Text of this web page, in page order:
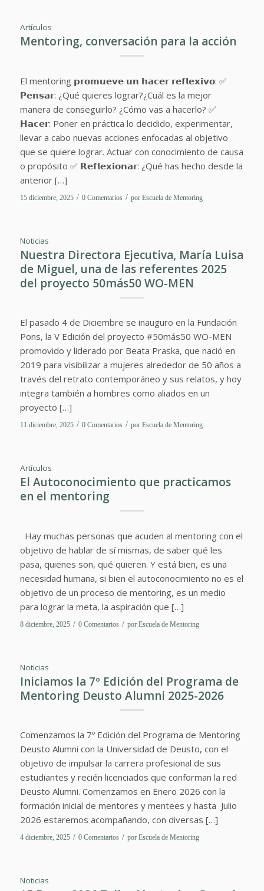
Artículos
Mentoring, conversación para la acción
El mentoring 𝗽𝗿𝗼𝗺𝘂𝗲𝘃𝗲 𝘂𝗻 𝗵𝗮𝗰𝗲𝗿 𝗿𝗲𝗳𝗹𝗲𝘅𝗶𝘃𝗼: ✅
𝗣𝗲𝗻𝘀𝗮𝗿: ¿Qué quieres lograr?¿Cuál es la mejor
manera de conseguirlo? ¿Cómo vas a hacerlo? ✅
𝗛𝗮𝗰𝗲𝗿: Poner en práctica lo decidido, experimentar,
llevar a cabo nuevas acciones enfocadas al objetivo
que se quiere lograr. Actuar con conocimiento de causa
o propósito ✅ 𝗥𝗲𝗳𝗹𝗲𝘅𝗶𝗼𝗻𝗮𝗿: ¿Qué has hecho desde la
anterior […]
15 diciembre, 2025 / 0 Comentarios / por Escuela de Mentoring
Noticias
Nuestra Directora Ejecutiva, María Luisa
de Miguel, una de las referentes 2025
del proyecto 50más50 WO-MEN
El pasado 4 de Diciembre se inauguro en la Fundación
Pons, la V Edición del proyecto #50más50 WO-MEN
promovido y liderado por Beata Praska, que nació en
2019 para visibilizar a mujeres alrededor de 50 años a
través del retrato contemporáneo y sus relatos, y hoy
integra también a hombres como aliados en un
proyecto […]
11 diciembre, 2025 / 0 Comentarios / por Escuela de Mentoring
Artículos
El Autoconocimiento que practicamos
en el mentoring
Hay muchas personas que acuden al mentoring con el
objetivo de hablar de sí mismas, de saber qué les
pasa, quienes son, qué quieren. Y está bien, es una
necesidad humana, si bien el autoconocimiento no es el
objetivo de un proceso de mentoring, es un medio
para lograr la meta, la aspiración que […]
8 diciembre, 2025 / 0 Comentarios / por Escuela de Mentoring
Noticias
Iniciamos la 7º Edición del Programa de
Mentoring Deusto Alumni 2025-2026
Comenzamos la 7º Edición del Programa de Mentoring
Deusto Alumni con la Universidad de Deusto, con el
objetivo de impulsar la carrera profesional de sus
estudiantes y recién licenciados que conforman la red
Deusto Alumni. Comenzamos en Enero 2026 con la
formación inicial de mentores y mentees y hasta Julio
2026 estaremos acompañando, con diversas […]
4 diciembre, 2025 / 0 Comentarios / por Escuela de Mentoring
Noticias